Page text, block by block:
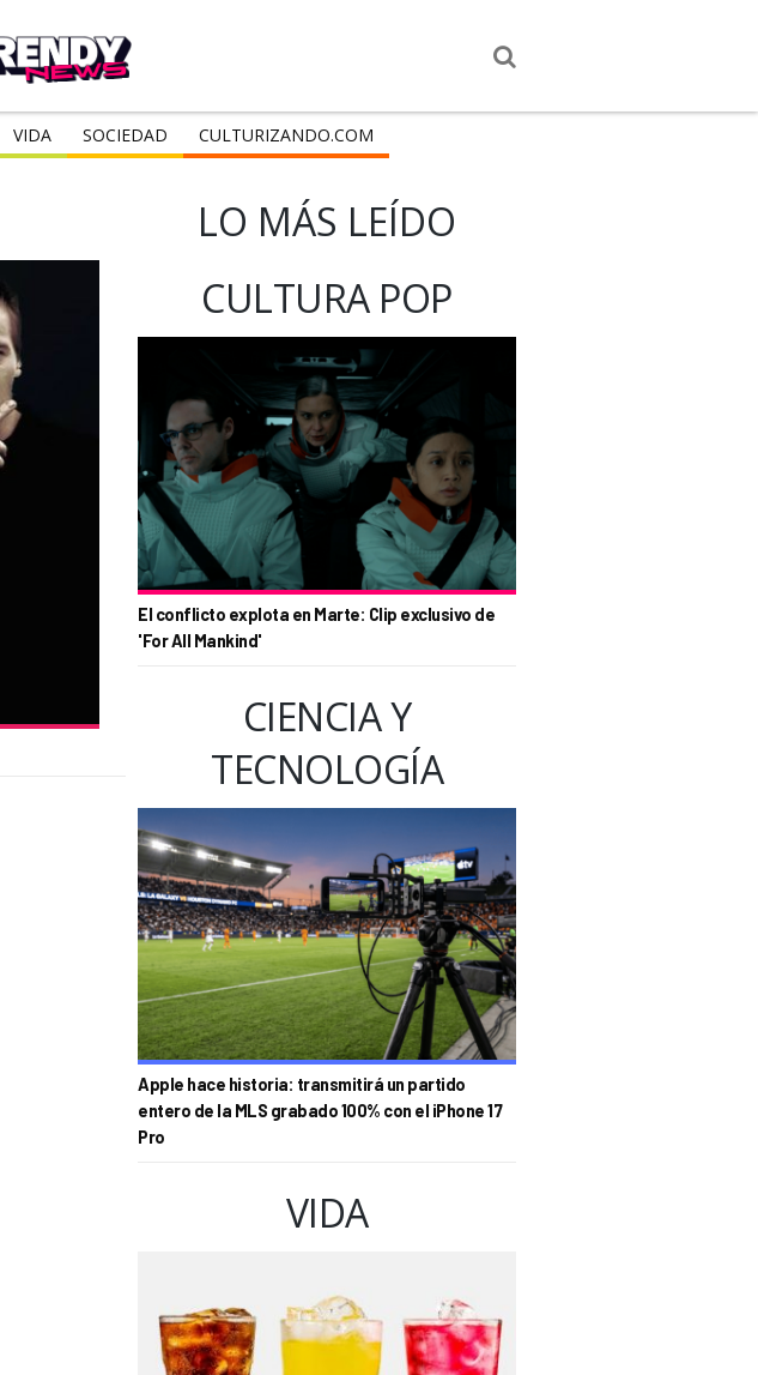
VIDA SOCIEDAD CULTURIZANDO.COM
LO MÁS LEÍDO
CULTURA POP
El conflicto explota en Marte: Clip exclusivo de
'For All Mankind'
CIENCIA Y
TECNOLOGÍA
Apple hace historia: transmitirá un partido
entero de la MLS grabado 100% con el iPhone 17
Pro
VIDA